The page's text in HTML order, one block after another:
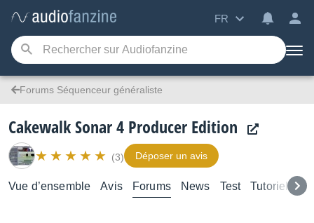
FR
Forums Séquenceur généraliste
Cakewalk Sonar 4 Producer Edition
(3) Déposer un avis
Vue d’ensemble Avis Forums News Test Tutoriels